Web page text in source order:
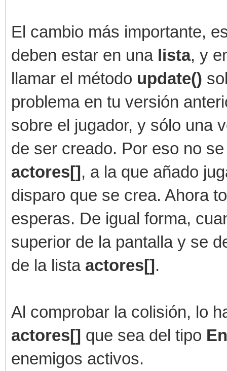
--------------------
class
def
random.seed()
self.x =
self.y =
#obtener el
muchos sprites
self.sprite_id
self.imagen =
n)
El cambio más importante,
deben estar en una lista, y
llamar el método update()
problema en tu versión
sobre el jugador, y sólo una
de ser creado. Por eso no
actores[], a la que añado
disparo que se crea. Ahora
esperas. De igual forma,
superior de la pantalla y se
de la lista actores[].
Al comprobar la colisión, lo
actores[] que sea del tipo
enemigos activos.